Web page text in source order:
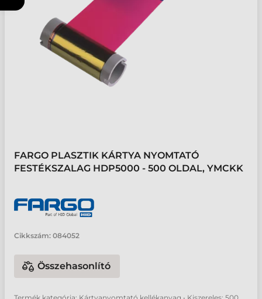
FARGO PLASZTIK KÁRTYA NYOMTATÓ
FESTÉKSZALAG HDP5000 - 500 OLDAL, YMCKK
Cikkszám: 084052
Összehasonlító